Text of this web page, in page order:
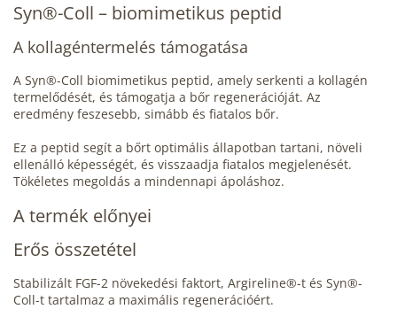
Syn®-Coll – biomimetikus peptid
A kollagéntermelés támogatása
A Syn®-Coll biomimetikus peptid, amely serkenti a kollagén
termelődését, és támogatja a bőr regenerációját. Az
eredmény feszesebb, simább és fiatalos bőr.
Ez a peptid segít a bőrt optimális állapotban tartani, növeli
ellenálló képességét, és visszaadja fiatalos megjelenését.
Tökéletes megoldás a mindennapi ápoláshoz.
A termék előnyei
Erős összetétel
Stabilizált FGF-2 növekedési faktort, Argireline®-t és Syn®-
Coll-t tartalmaz a maximális regenerációért.